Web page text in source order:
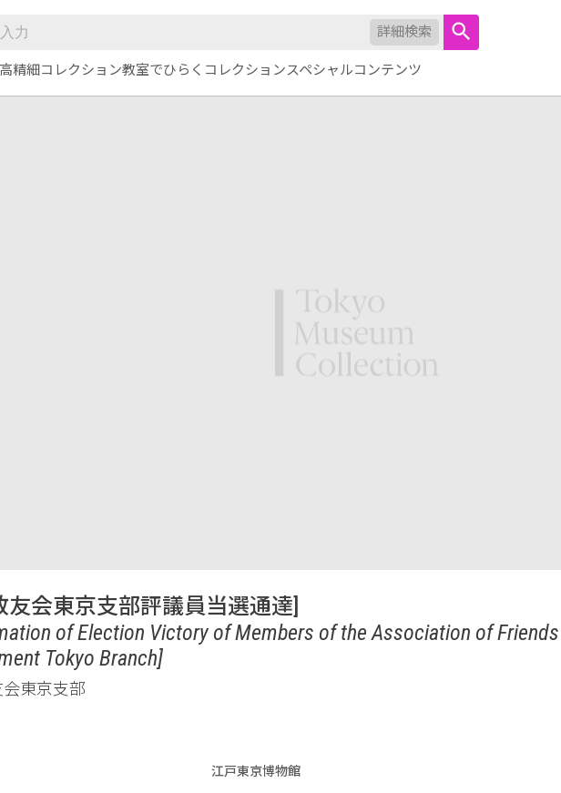
詳細検索
高精細コレクション教室でひらくコレクションスペシャルコンテンツ
友会東京支部評議員当選通達]
of Election Victory of Members of the Association of
Tokyo Branch]
東京支部
江戸東京博物館